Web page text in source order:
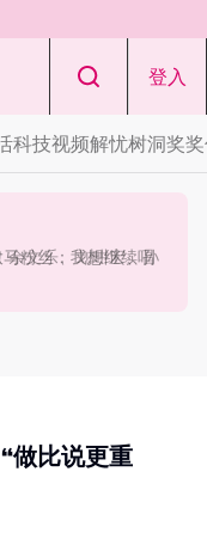
登入
科技视频解忧树洞奖
、吴建豪上演“光晞
粉丝：我想继续唱
余文乐、刘畊宏、孙
做比说更重